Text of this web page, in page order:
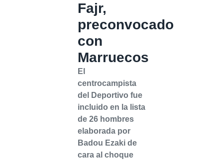
Fajr,
preconvocado
con
Marruecos
El
centrocampista
del Deportivo fue
incluido en la lista
de 26 hombres
elaborada por
Badou Ezaki de
cara al choque